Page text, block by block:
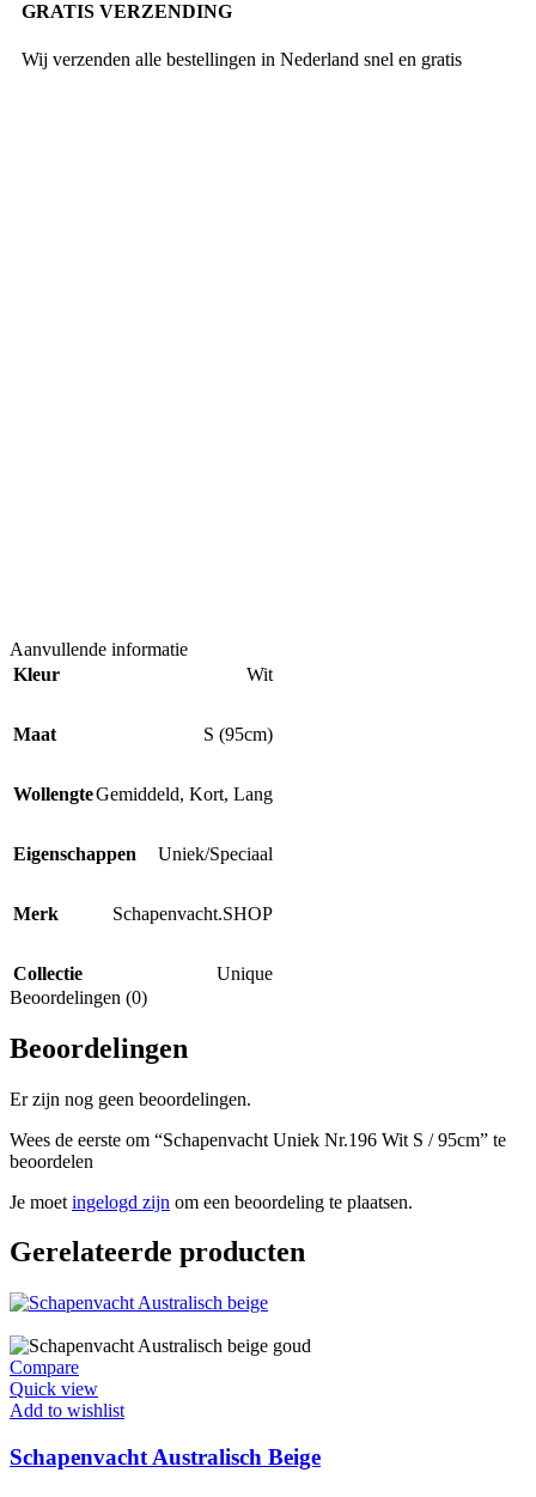
GRATIS VERZENDING
Wij verzenden alle bestellingen in Nederland snel en gratis
Aanvullende informatie
Kleur
Wit
Maat S (95cm)
WollengteGemiddeld, Kort, Lang
Eigenschappen Uniek/Speciaal
Merk Schapenvacht.SHOP
Collectie
Unique
Beoordelingen (0)
Beoordelingen
Er zijn nog geen beoordelingen.
Wees de eerste om “Schapenvacht Uniek Nr.196 Wit S / 95cm” te
beoordelen
Je moet ingelogd zijn om een beoordeling te plaatsen.
Gerelateerde producten
Compare
Quick view
Add to wishlist
Schapenvacht Australisch Beige